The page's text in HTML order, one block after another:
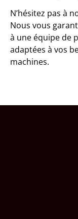
N’hésitez pas à
Nous vous
à une équipe de
adaptées à vos
machines.